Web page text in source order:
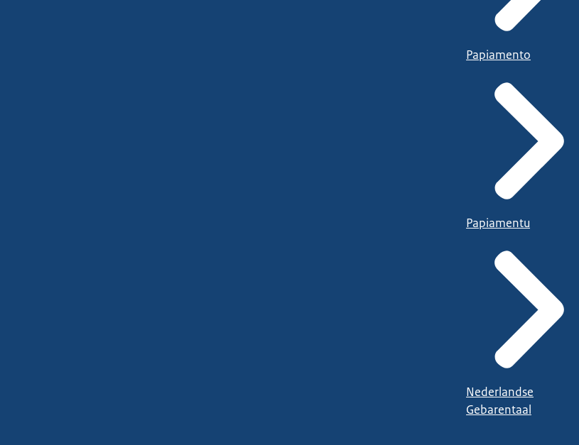
Papiamento
Papiamentu
Nederlandse
Gebarentaal